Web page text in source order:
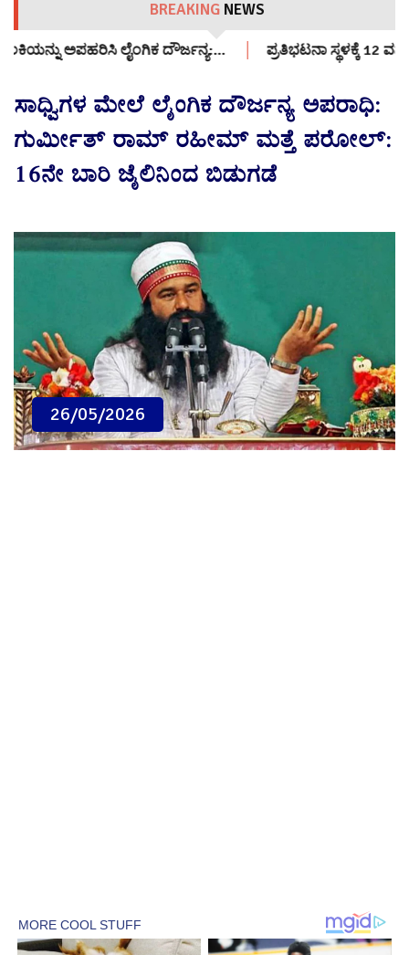
BREAKING NEWS
ದೌರ್ಜನ್ಯ:… ಪ್ರತಿಭಟನಾ ಸ್ಥಳಕ್ಕೆ 12 ವರ್ಷದ ಬಾಲಕಿಯನ್ನು
ಸಾಧ್ವಿಗಳ ಮೇಲೆ ಲೈಂಗಿಕ ದೌರ್ಜನ್ಯ ಅಪರಾಧಿ:
ಗುರ್ಮೀತ್ ರಾಮ್ ರಹೀಮ್‌ ಮತ್ತೆ ಪರೋಲ್:
16ನೇ ಬಾರಿ ಜೈಲಿನಿಂದ ಬಿಡುಗಡೆ
26/05/2026